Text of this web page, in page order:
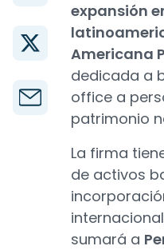
expansión
Americana
dedicada a
office a
patrimonio
La firma
de activos
sumará a